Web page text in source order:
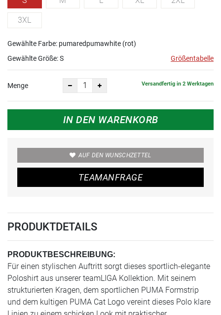
3XL
Gewählte Farbe: pumaredpumawhite (rot)
Gewählte Größe:S Größentabelle
Menge Versandfertig in 2 Werktagen
IN DEN WARENKORB
AUF DEN WUNSCHZETTEL
TEAMANFRAGE
PRODUKTDETAILS
PRODUKTBESCHREIBUNG:
Für einen stylischen Auftritt sorgt dieses sportlich-elegante
Poloshirt aus unserer teamLIGA Kollektion. Mit seinem
strukturierten Kragen, dem sportlichen PUMA Formstrip
und dem kultigen PUMA Cat Logo vereint dieses Polo klare